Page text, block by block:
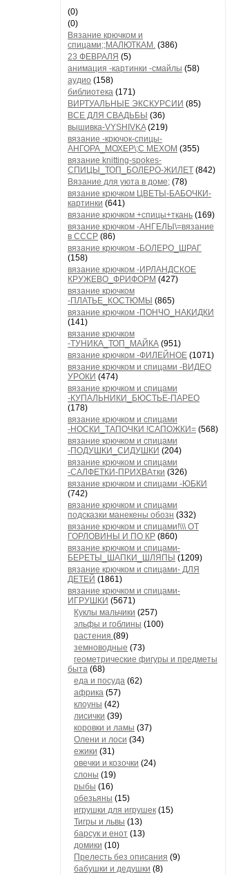
(0)
(0)
Вязание крючком и
спицами;;МАЛЮТКАМ. (386)
23 ФЕВРАЛЯ (5)
анимация -картинки -смайлы (58)
аудио (158)
библиотека (171)
ВИРТУАЛЬНЫЕ ЭКСКУРСИИ (85)
ВСЕ ДЛЯ СВАДЬБЫ (36)
вышивка-VYSHIVKA(219)
вязание -крючок-спицы-
АНГОРА_МОХЕР\;С МЕХОМ (355)
вязание knitting-spokes-
СПИЦЫ_ТОП_БОЛЕРО-ЖИЛЕТ (842)
Вязание для уюта в доме; (78)
вязание крючком ЦВЕТЫ-БАБОЧКИ-
картинки (641)
вязание крючком +спицы+ткань (169)
вязание крючком -АНГЕЛЫ\=вязание
в СССР (86)
вязание крючком -БОЛЕРО_ШРАГ
(158)
вязание крючком -ИРЛАНДСКОЕ
КРУЖЕВО_ФРИФОРМ (427)
вязание крючком
-ПЛАТЬЕ_КОСТЮМЫ (865)
вязание крючком -ПОНЧО_НАКИДКИ
(141)
вязание крючком
-ТУНИКА_ТОП_МАЙКА (951)
вязание крючком -ФИЛЕЙНОЕ (1071)
вязание крючком и спицами -ВИДЕО
УРОКИ (474)
вязание крючком и спицами
-КУПАЛЬНИКИ_БЮСТЬЕ-ПАРЕО
(178)
вязание крючком и спицами
-НОСКИ_ТАПОЧКИ !САПОЖКИ= (568)
вязание крючком и спицами
-ПОДУШКИ_СИДУШКИ (204)
вязание крючком и спицами
-САЛФЕТКИ-ПРИХВАтки (326)
вязание крючком и спицами -ЮБКИ
(742)
вязание крючком и спицами
подсказки манекены обозн (332)
вязание крючком и спицами!\\\ ОТ
ГОРЛОВИНЫ И ПО КР (860)
вязание крючком и спицами-
БЕРЕТЫ_ШАПКИ_ШЛЯПЫ (1209)
вязание крючком и спицами- ДЛЯ
ДЕТЕЙ (1861)
вязание крючком и спицами-
ИГРУШКИ (5671)
Куклы мальчики (257)
эльфы и гоблины (100)
растения (89)
земноводные (73)
геометрические фигуры и предметы
быта (68)
еда и посуда (62)
африка (57)
клоуны (42)
лисички (39)
коровки и ламы (37)
Олени и лоси (34)
ежики (31)
овечки и козочки (24)
слоны (19)
рыбы (16)
обезьяны (15)
игрушки для игрушек (15)
Тигры и львы (13)
барсук и енот (13)
домики (10)
Прелесть без описания (9)
бабушки и дедушки (8)